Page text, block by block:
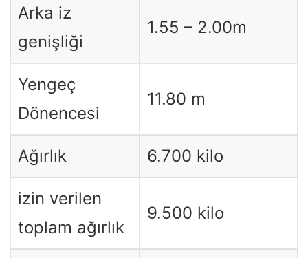
Arka iz
genişliği
1.55 – 2.00m
Yengeç
Dönencesi
11.80 m
Ağırlık 6.700 kilo
izin verilen
toplam ağırlık
9.500 kilo